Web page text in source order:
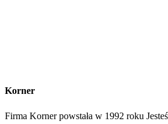
Korner
Firma Korner powstała w 1992 roku